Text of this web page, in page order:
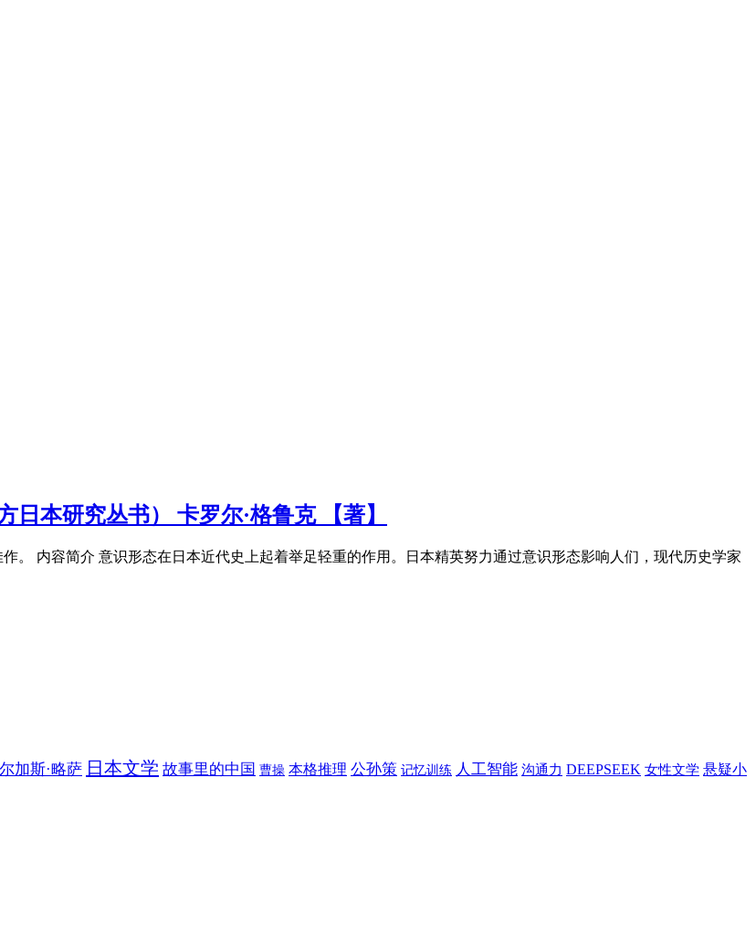
日本研究丛书） 卡罗尔·格鲁克 【著】
。 内容简介 意识形态在日本近代史上起着举足轻重的作用。日本精英努力通过意识形态影响人们，现代历史学家
加斯·略萨 日本文学 故事里的中国 曹操 本格推理 公孙策 记忆训练 人工智能 沟通力 DEEPSEEK 女性文学 悬疑小